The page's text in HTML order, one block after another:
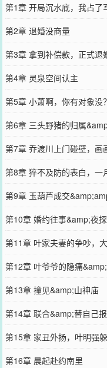
第1章 开局沉水底，我占了
第2章 退婚没商量
第3章 拿到补偿款，正式退
第4章 灵泉空间认主
第5章 小萧啊，你有对象没？
第6章 三头野猪的归属
第7章 乔渡川上门碰壁，画
第8章 猝不及防的表白，一
第9章 玉葫芦成交
第10章 婚约往事&amp;夜
第11章 叶家夫妻的争吵，
第12章 叶爷爷的隐痛
第13章 撞见&amp;山神庙
第14章 联合&amp;替自己
第15章 家丑外扬，叶明强
第16章 晨起赴约南里